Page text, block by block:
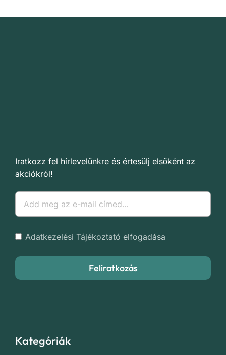
Iratkozz fel hírlevelünkre és értesülj elsőként az
akciókról!
Adatkezelési Tájékoztató elfogadása
Feliratkozás
Kategóriák